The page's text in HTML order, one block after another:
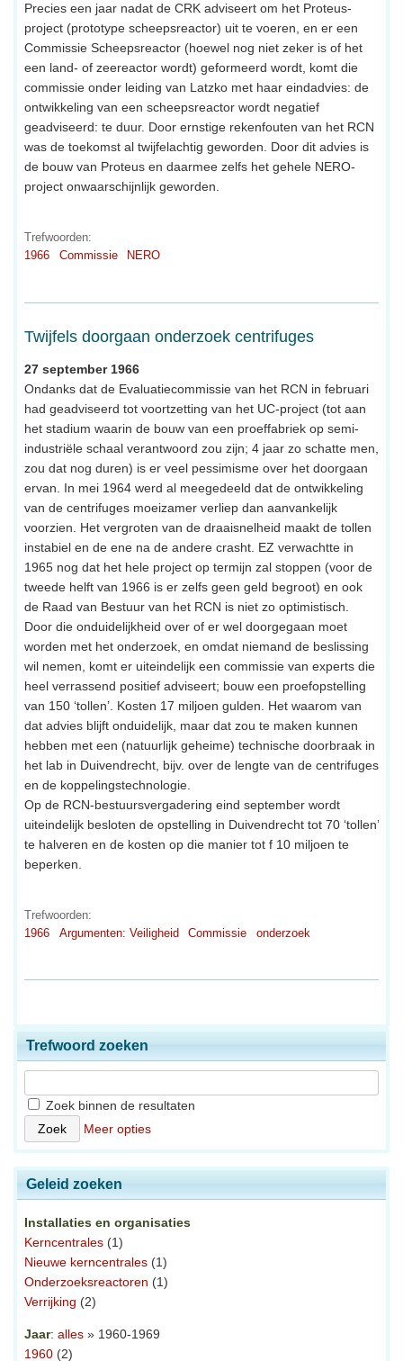
Precies een jaar nadat de CRK adviseert om het Proteus-
project (prototype scheepsreactor) uit te voeren, en er een
Commissie Scheepsreactor (hoewel nog niet zeker is of het
een land- of zeereactor wordt) geformeerd wordt, komt die
commissie onder leiding van Latzko met haar eindadvies: de
ontwikkeling van een scheepsreactor wordt negatief
geadviseerd: te duur. Door ernstige rekenfouten van het RCN
was de toekomst al twijfelachtig geworden. Door dit advies is
de bouw van Proteus en daarmee zelfs het gehele NERO-
project onwaarschijnlijk geworden.
Trefwoorden:
1966
Commissie NERO
Twijfels doorgaan onderzoek centrifuges
27 september 1966
Ondanks dat de Evaluatiecommissie van het RCN in februari
had geadviseerd tot voortzetting van het UC-project (tot aan
het stadium waarin de bouw van een proeffabriek op semi-
industriële schaal verantwoord zou zijn; 4 jaar zo schatte men,
zou dat nog duren) is er veel pessimisme over het doorgaan
ervan. In mei 1964 werd al meegedeeld dat de ontwikkeling
van de centrifuges moeizamer verliep dan aanvankelijk
voorzien. Het vergroten van de draaisnelheid maakt de tollen
instabiel en de ene na de andere crasht. EZ verwachtte in
1965 nog dat het hele project op termijn zal stoppen (voor de
tweede helft van 1966 is er zelfs geen geld begroot) en ook
de Raad van Bestuur van het RCN is niet zo optimistisch.
Door die onduidelijkheid over of er wel doorgegaan moet
worden met het onderzoek, en omdat niemand de beslissing
wil nemen, komt er uiteindelijk een commissie van experts die
heel verrassend positief adviseert; bouw een proefopstelling
van 150 ‘tollen’. Kosten 17 miljoen gulden. Het waarom van
dat advies blijft onduidelijk, maar dat zou te maken kunnen
hebben met een (natuurlijk geheime) technische doorbraak in
het lab in Duivendrecht, bijv. over de lengte van de centrifuges
en de koppelingstechnologie.
Op de RCN-bestuursvergadering eind september wordt
uiteindelijk besloten de opstelling in Duivendrecht tot 70 ‘tollen’
te halveren en de kosten op die manier tot f 10 miljoen te
beperken.
Trefwoorden:
1966
Argumenten: Veiligheid Commissie onderzoek
Trefwoord zoeken
Zoek binnen de resultaten
Meer opties
Geleid zoeken
Installaties en organisaties
Kerncentrales (1)
Nieuwe kerncentrales (1)
Onderzoeksreactoren (1)
Verrijking (2)
Jaar: alles » 1960-1969
1960 (2)